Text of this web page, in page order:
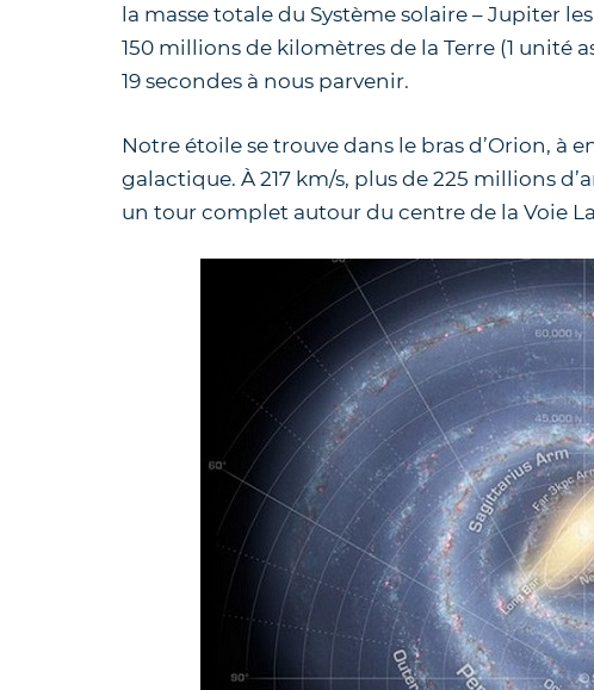
la masse totale du Système solaire – Jupiter
150 millions de kilomètres de la Terre (1
19 secondes à nous parvenir.
Notre étoile se trouve dans le bras d’Orion, à
galactique. À 217 km/s, plus de 225 millions
un tour complet autour du centre de la Voie